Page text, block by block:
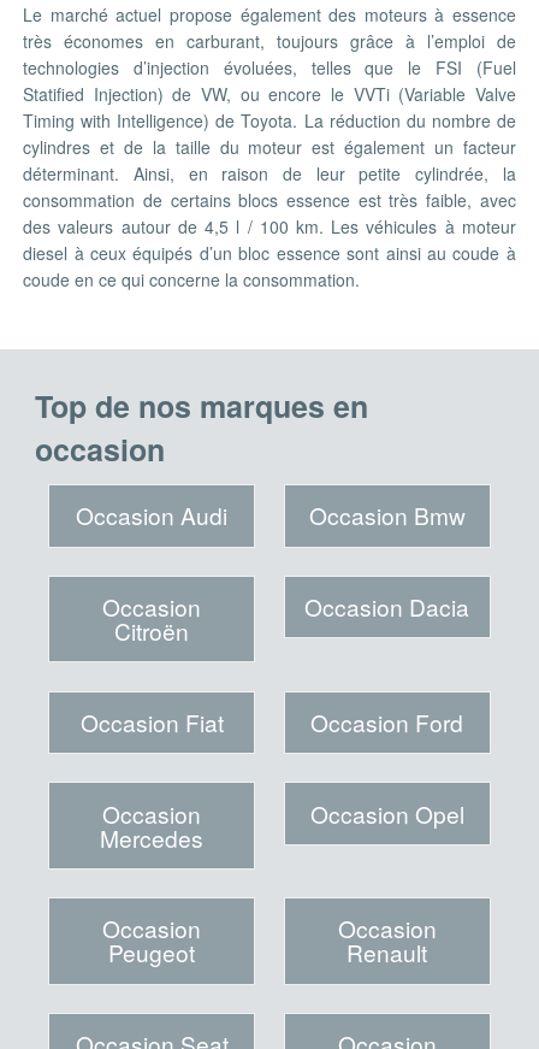
Le marché actuel propose également des moteurs à essence
très économes en carburant, toujours grâce à l’emploi de
technologies d’injection évoluées, telles que le FSI (Fuel
Statified Injection) de VW, ou encore le VVTi (Variable Valve
Timing with Intelligence) de Toyota. La réduction du nombre de
cylindres et de la taille du moteur est également un facteur
déterminant. Ainsi, en raison de leur petite cylindrée, la
consommation de certains blocs essence est très faible, avec
des valeurs autour de 4,5 l / 100 km. Les véhicules à moteur
diesel à ceux équipés d’un bloc essence sont ainsi au coude à
coude en ce qui concerne la consommation.
Top de nos marques en
occasion
Occasion Audi Occasion Bmw
Occasion
Citroën
Occasion Dacia
Occasion Fiat Occasion Ford
Occasion
Mercedes
Occasion Opel
Occasion
Peugeot
Occasion
Renault